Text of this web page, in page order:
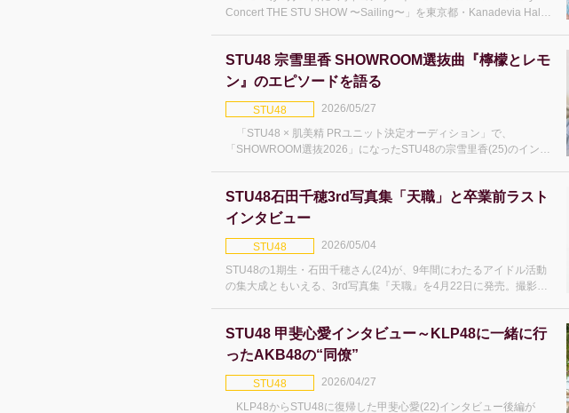
Concert THE STU SHOW 〜Sailing〜」を東京都・Kanadevia Hall
STU48 宗雪里香 SHOWROOM選抜曲『檸檬とレモ
ン』のエピソードを語る
STU48
2026/05/27
「STU48 × 肌美精 PRユニット決定オーディション」で、
「SHOWROOM選抜2026」になったSTU48の宗雪里香(25)のインタ
STU48石田千穂3rd写真集「天職」と卒業前ラスト
インタビュー
STU48
2026/05/04
STU48の1期生・石田千穂さん(24)が、9年間にわたるアイドル活動
の集大成ともいえる、3rd写真集『天職』を4月22日に発売。撮影の
STU48 甲斐心愛インタビュー～KLP48に一緒に行
ったAKB48の“同僚”
STU48
2026/04/27
KLP48からSTU48に復帰した甲斐心愛(22)インタビュー後編が